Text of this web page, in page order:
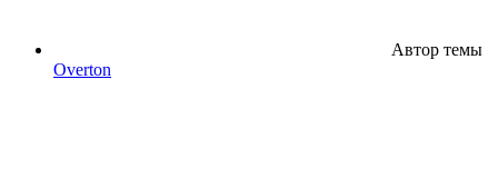
Автор темы
Overton